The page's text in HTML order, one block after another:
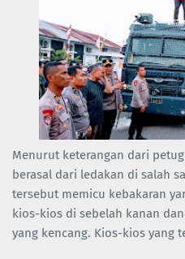
Menurut keterangan dari
berasal dari ledakan di salah
tersebut memicu kebakaran
kios-kios di sebelah kanan
yang kencang. Kios-kios yang